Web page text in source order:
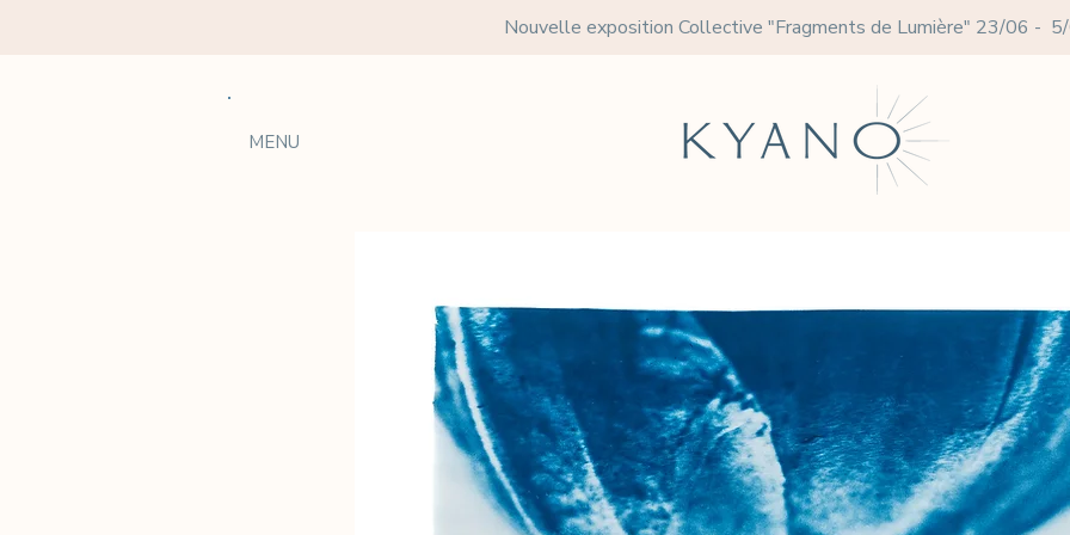
Nouvelle exposition Collective "Fragments de Lumière" 23/06 -
MENU